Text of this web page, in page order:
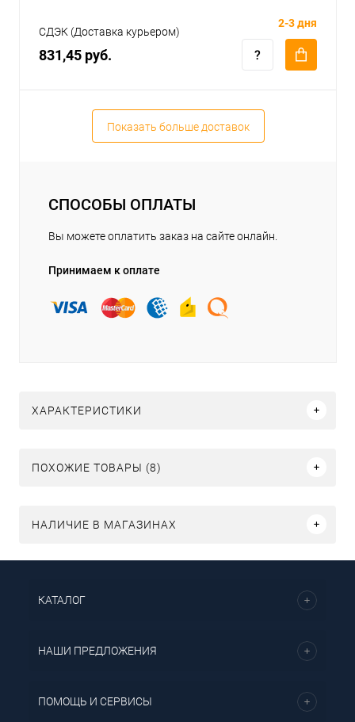
СДЭК (Доставка курьером)
831,45 руб.
2-3 дня
Показать больше доставок
СПОСОБЫ ОПЛАТЫ
Вы можете оплатить заказ на сайте онлайн.
Принимаем к оплате
ХАРАКТЕРИСТИКИ
ПОХОЖИЕ ТОВАРЫ (8)
НАЛИЧИЕ В МАГАЗИНАХ
КАТАЛОГ
НАШИ ПРЕДЛОЖЕНИЯ
ПОМОЩЬ И СЕРВИСЫ